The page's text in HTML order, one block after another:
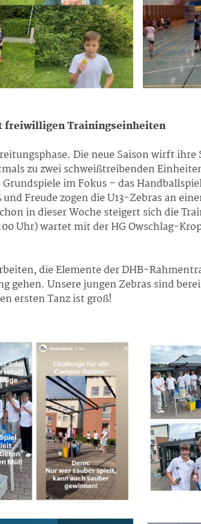
freiwilligenTrainingseinheiten
Die neue Saison wirft
zu zwei schweißtreibenden
im Fokus – das
Freude zogen die U13-Zebras an
in dieser Woche steigert sich die
Uhr) wartet mit der HG Owschlag-
die Elemente der DHB-
gehen. Unsere jungen Zebras sind
ersten Tanz ist groß!